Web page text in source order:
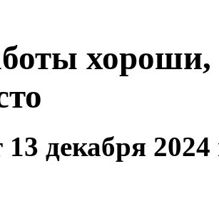
декабря 2024